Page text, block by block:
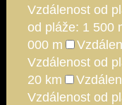
Vzdálenost od
od pláže: 1 500
000 m
Vzdálenost od
20 km
Vzdálenost od